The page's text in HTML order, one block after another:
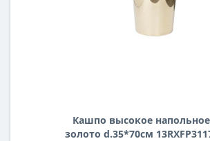
Кашпо высокое
золото d.35*70см